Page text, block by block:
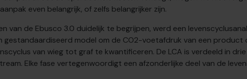
even belangrijk, of zelfs belangrijker zijn.
van de Ebusco 3.0 duidelijk te begrijpen, werd een
gestandaardiseerd model om de CO2-voetafdruk van een product
van wieg tot graf te kwantificeren. De LCA is verdeeld in
Elke fase vertegenwoordigt een afzonderlijke deel van de